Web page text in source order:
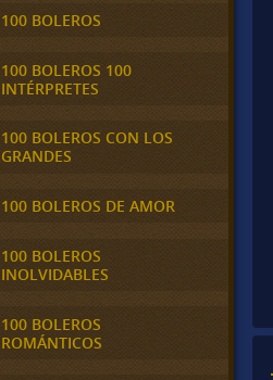
100 BOLEROS
100 BOLEROS 100
INTÉRPRETES
100 BOLEROS CON LOS
GRANDES
100 BOLEROS DE AMOR
100 BOLEROS
INOLVIDABLES
100 BOLEROS
ROMÁNTICOS